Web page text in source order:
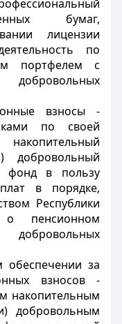
бумаг,
лицензии
по
портфелем с
взносы -
по своей
фонд в пользу
в порядке,
Республики
пенсионном
за
взносов -
накопительным
добровольным